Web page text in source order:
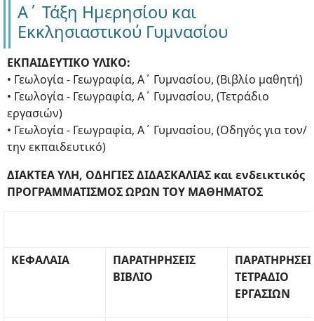
Α΄ Τάξη Ημερησίου και
Εκκλησιαστικού Γυμνασίου
ΕΚΠΑΙΔΕΥΤΙΚΟ ΥΛΙΚΟ:
• Γεωλογία - Γεωγραφία, Α΄ Γυμνασίου, (Βιβλίο μαθητή)
• Γεωλογία - Γεωγραφία, Α΄ Γυμνασίου, (Τετράδιο
εργασιών)
• Γεωλογία - Γεωγραφία, Α΄ Γυμνασίου, (Οδηγός για τον/
την εκπαιδευτικό)
ΔΙΑΚΤΕΑ ΥΛΗ, ΟΔΗΓΙΕΣ ΔΙΔΑΣΚΑΛΙΑΣ και ενδεικτικός
ΠΡΟΓΡΑΜΜΑΤΙΣΜΟΣ ΩΡΩΝ ΤΟΥ ΜΑΘΗΜΑΤΟΣ
ΚΕΦΑΛΑΙΑ
ΠΑΡΑΤΗΡΗΣΕΙΣ
ΒΙΒΛΙΟ
ΤΕΤΡΑΔΙΟ
ΕΡΓΑΣΙΩΝ